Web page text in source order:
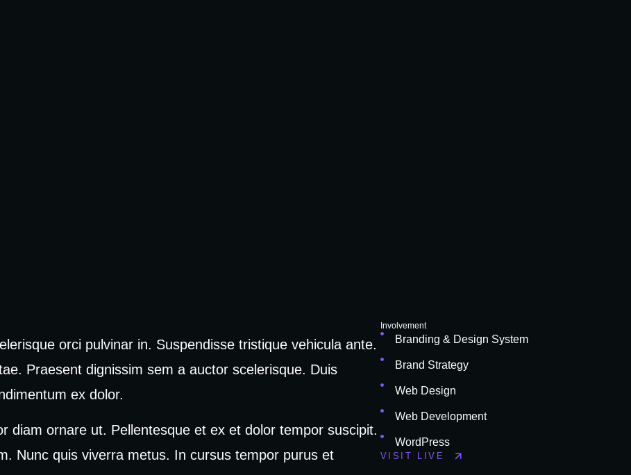
orci pulvinar in. Suspendisse tristique vehicula ante.
Praesent dignissim sem a auctor scelerisque. Duis
ex dolor.
diam ornare ut. Pellentesque et ex et dolor tempor suscipit.
Nunc quis viverra metus. In cursus tempor purus et
Involvement
Branding & Design System
Brand Strategy
Web Design
Web Development
WordPress
VISIT LIVE